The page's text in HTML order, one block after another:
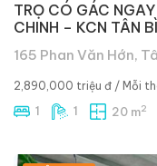
TRỌ CÓ GÁC
CHINH – KCN TÂN
165 Phan Văn Hớn,
2,890,000 triệu đ / Mỗi
1 1 20 m2